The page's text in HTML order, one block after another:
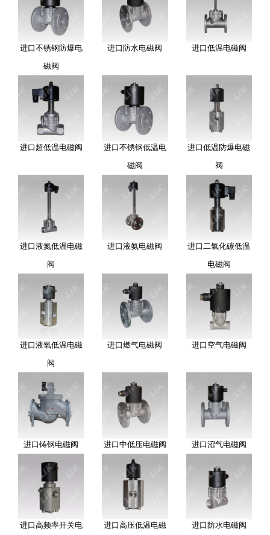
进口不锈钢防爆电
磁阀
进口防水电磁阀 进口低温电磁阀
进口超低温电磁阀
进口不锈钢低温电
磁阀
进口低温防爆电磁
阀
进口液氮低温电磁
阀
进口液氨电磁阀
进口二氧化碳低温
电磁阀
进口液氧低温电磁
阀
进口燃气电磁阀 进口空气电磁阀
进口铸钢电磁阀 进口中低压电磁阀 进口沼气电磁阀
进口高频率开关电
进口高压低温电磁
进口防水电磁阀